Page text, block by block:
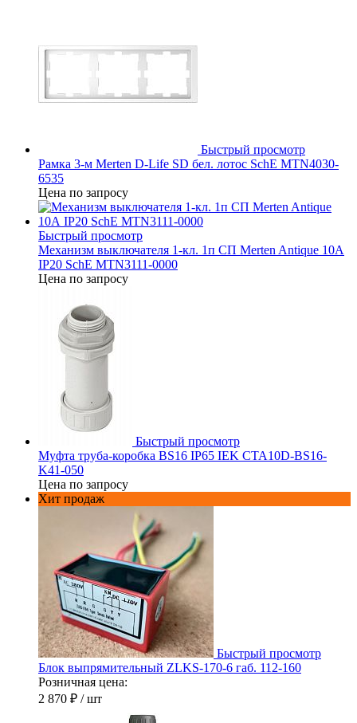
Быстрый просмотр
Рамка 3-м Merten D-Life SD бел. лотос SchE MTN4030-
6535
Цена по запросу
Быстрый просмотр
Механизм выключателя 1-кл. 1п СП Merten Antique 10А
IP20 SchE MTN3111-0000
Цена по запросу
Быстрый просмотр
Муфта труба-коробка BS16 IP65 IEK CTA10D-BS16-
K41-050
Цена по запросу
Хит продаж
Быстрый просмотр
Блок выпрямительный ZLKS-170-6 габ. 112-160
Розничная цена:
2 870 ₽ / шт